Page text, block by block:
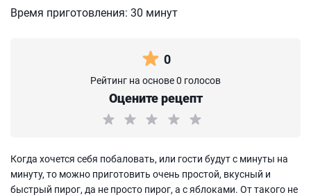
Время приготовления: 30 минут
0
Рейтинг на основе 0 голосов
Оцените рецепт
Когда хочется себя побаловать, или гости будут с минуты на
минуту, то можно приготовить очень простой, вкусный и
быстрый пирог, да не просто пирог, а с яблоками. От такого не